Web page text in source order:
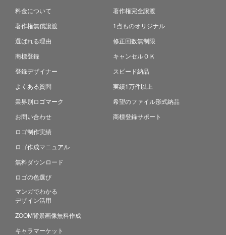
料金について
著作権無償譲渡
選ばれる理由
商標登録
登録デザイナー
よくある質問
業界別ロゴマーク
お問い合わせ
ロゴ制作実績
ロゴ作成マニュアル
無料ダウンロード
ロゴの色選び
マンガでわかる
デザイン活用
ZOOM背景画像無料作成
キャラマーケット
著作権完全譲渡
1点ものオリジナル
修正回数無制限
キャンセルＯＫ
スピード納品
実績1万件以上
希望のファイル形式納品
商標登録サポート